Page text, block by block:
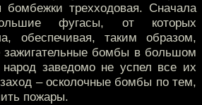
бомбежки трехходовая. Сначала
фугасы, от которых
обеспечивая, таким образом,
зажигательные бомбы в большом
народ заведомо не успел все их
– осколочные бомбы по тем,
пожары.